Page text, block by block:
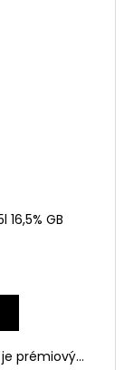
GB
prémiový...